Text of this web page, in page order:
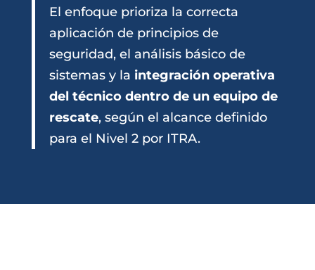
El enfoque prioriza la correcta
aplicación de principios de
seguridad, el análisis básico de
sistemas y la integración operativa
del técnico dentro de un equipo de
rescate, según el alcance definido
para el Nivel 2 por ITRA.